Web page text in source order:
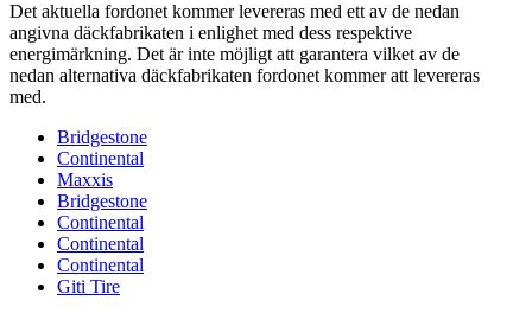
Det aktuella fordonet kommer levereras med ett av de nedan
angivna däckfabrikaten i enlighet med dess respektive
energimärkning. Det är inte möjligt att garantera vilket av de
nedan alternativa däckfabrikaten fordonet kommer att levereras
med.
Bridgestone
Continental
Maxxis
Bridgestone
Continental
Continental
Continental
Giti Tire